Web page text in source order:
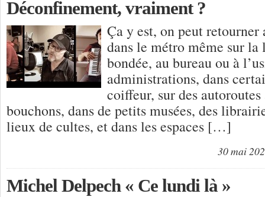
Déconfinement, vraiment ?
Ça y est, on peut retourner
dans le métro même sur
bondée, au bureau ou à
administrations, dans
coiffeur, sur des
bouchons, dans de petits musées, des
lieux de cultes, et dans les espaces […]
30 mai
Michel Delpech « Ce lundi là »